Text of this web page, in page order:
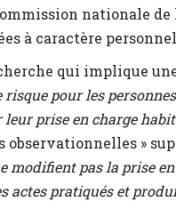
nationale
à caractère
qui implique
risque pour les
prise en charge
observationnelles »
modifient pas la prise
actes pratiqués et